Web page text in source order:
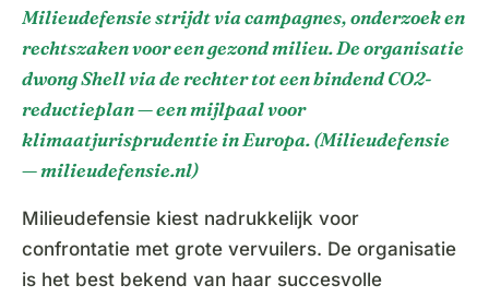
Milieudefensie strijdt via campagnes, onderzoek en
rechtszaken voor een gezond milieu. De organisatie
dwong Shell via de rechter tot een bindend CO2-
reductieplan — een mijlpaal voor
klimaatjurisprudentie in Europa. (Milieudefensie
— milieudefensie.nl)
Milieudefensie kiest nadrukkelijk voor
confrontatie met grote vervuilers. De organisatie
is het best bekend van haar succesvolle